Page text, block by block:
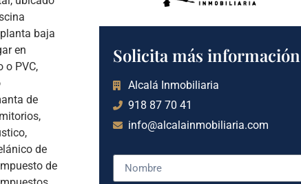
baja
en
o PVC,
de
de
de
Solicita más información
Alcalá Inmobiliaria
918 87 70 41
info@alcalainmobiliaria.com